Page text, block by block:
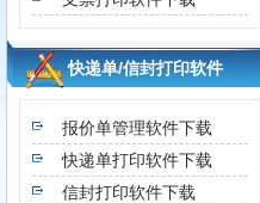
快递单/信封打印软件
报价单管理软件下载
快递单打印软件下载
信封打印软件下载